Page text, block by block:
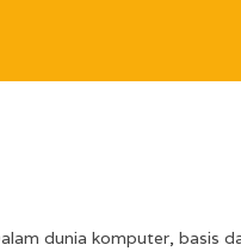
dunia komputer, basis